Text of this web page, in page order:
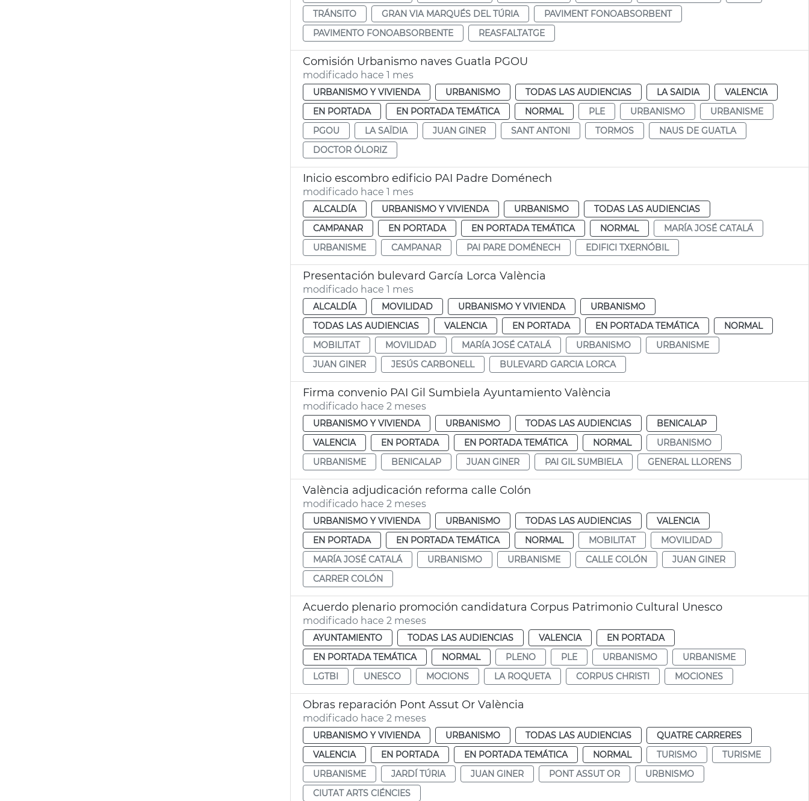
TRÁNSITO
GRAN VIA MARQUÉS DEL TÚRIA
PAVIMENT FONOABSORBENT
PAVIMENTO FONOABSORBENTE
REASFALTATGE
Comisión Urbanismo naves Guatla PGOU
modificado hace 1 mes
URBANISMO Y VIVIENDA URBANISMO TODAS LAS AUDIENCIAS LA SAIDIA
VALENCIA
EN PORTADA
EN PORTADA TEMÁTICA NORMAL PLE URBANISMO
URBANISME
PGOU
LA SAÏDIA JUAN GINER SANT ANTONI TORMOS
NAUS DE GUATLA
DOCTOR ÓLORIZ
Inicio escombro edificio PAI Padre Doménech
modificado hace 1 mes
ALCALDÍA URBANISMO Y VIVIENDA URBANISMO
TODAS LAS AUDIENCIAS
CAMPANAR
EN PORTADA EN PORTADA TEMÁTICA NORMAL
MARÍA JOSÉ CATALÁ
URBANISME
CAMPANAR PAI PARE DOMÉNECH EDIFICI TXERNÓBIL
Presentación bulevard García Lorca València
modificado hace 1 mes
ALCALDÍA MOVILIDAD URBANISMO Y VIVIENDA
URBANISMO
TODAS LAS AUDIENCIAS
VALENCIA EN PORTADA EN PORTADA TEMÁTICA
NORMAL
MOBILITAT
MOVILIDAD MARÍA JOSÉ CATALÁ URBANISMO
URBANISME
JUAN GINER
JESÚS CARBONELL BULEVARD GARCIA LORCA
Firma convenio PAI Gil Sumbiela Ayuntamiento València
modificado hace 2 meses
URBANISMO Y VIVIENDA URBANISMO TODAS LAS AUDIENCIAS
BENICALAP
VALENCIA
EN PORTADA EN PORTADA TEMÁTICA NORMAL
URBANISMO
URBANISME
BENICALAP JUAN GINER PAI GIL SUMBIELA GENERAL LLORENS
València adjudicación reforma calle Colón
modificado hace 2 meses
URBANISMO Y VIVIENDA URBANISMO TODAS LAS AUDIENCIAS
VALENCIA
EN PORTADA
EN PORTADA TEMÁTICA NORMAL MOBILITAT
MOVILIDAD
MARÍA JOSÉ CATALÁ
URBANISMO URBANISME CALLE COLÓN
JUAN GINER
CARRER COLÓN
Acuerdo plenario promoción candidatura Corpus Patrimonio Cultural Unesco
modificado hace 2 meses
AYUNTAMIENTO TODAS LAS AUDIENCIAS VALENCIA
EN PORTADA
EN PORTADA TEMÁTICA
NORMAL PLENO PLE URBANISMO
URBANISME
LGTBI
UNESCO MOCIONS LA ROQUETA CORPUS CHRISTI MOCIONES
Obras reparación Pont Assut Or València
modificado hace 2 meses
URBANISMO Y VIVIENDA URBANISMO TODAS LAS AUDIENCIAS
QUATRE CARRERES
VALENCIA
EN PORTADA EN PORTADA TEMÁTICA NORMAL TURISMO
TURISME
URBANISME
JARDÍ TÚRIA JUAN GINER PONT ASSUT OR
URBNISMO
CIUTAT ARTS CIÉNCIES